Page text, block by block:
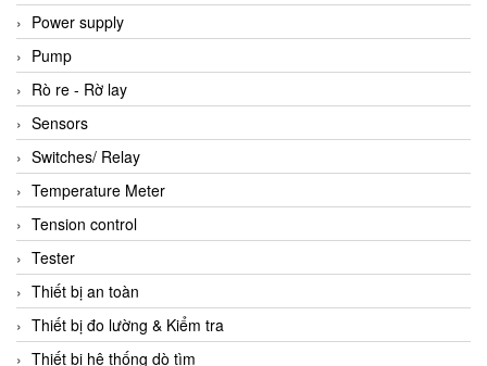
Power supply
Pump
Rò re - Rờ lay
Sensors
Switches/ Relay
Temperature Meter
Tension control
Tester
Thiết bị an toàn
Thiết bị đo lường & Kiểm tra
Thiết bị hệ thống dò tìm